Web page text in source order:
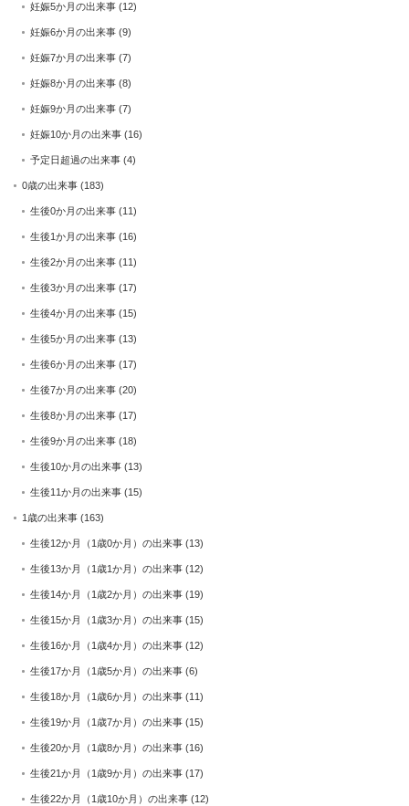
妊娠5か月の出来事 (12)
妊娠6か月の出来事 (9)
妊娠7か月の出来事 (7)
妊娠8か月の出来事 (8)
妊娠9か月の出来事 (7)
妊娠10か月の出来事 (16)
予定日超過の出来事 (4)
0歳の出来事 (183)
生後0か月の出来事 (11)
生後1か月の出来事 (16)
生後2か月の出来事 (11)
生後3か月の出来事 (17)
生後4か月の出来事 (15)
生後5か月の出来事 (13)
生後6か月の出来事 (17)
生後7か月の出来事 (20)
生後8か月の出来事 (17)
生後9か月の出来事 (18)
生後10か月の出来事 (13)
生後11か月の出来事 (15)
1歳の出来事 (163)
生後12か月（1歳0か月）の出来事 (13)
生後13か月（1歳1か月）の出来事 (12)
生後14か月（1歳2か月）の出来事 (19)
生後15か月（1歳3か月）の出来事 (15)
生後16か月（1歳4か月）の出来事 (12)
生後17か月（1歳5か月）の出来事 (6)
生後18か月（1歳6か月）の出来事 (11)
生後19か月（1歳7か月）の出来事 (15)
生後20か月（1歳8か月）の出来事 (16)
生後21か月（1歳9か月）の出来事 (17)
生後22か月（1歳10か月）の出来事 (12)